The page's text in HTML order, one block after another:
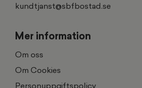
kundtjanst@sbfbostad.se
Mer information
Om oss
Om Cookies
Personuppgiftspolicy